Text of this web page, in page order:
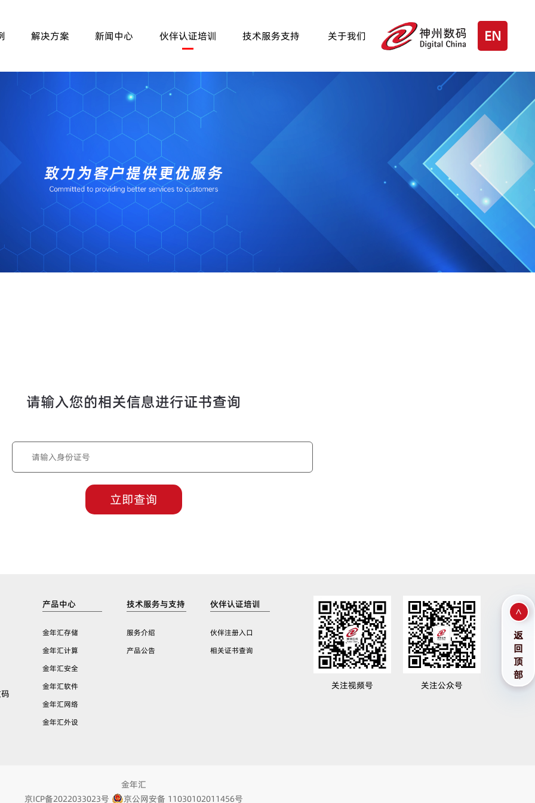
解决方案 新闻中心 伙伴认证培训 技术服务支持 关于我们 EN
请输入您的相关信息进行证书查询
立即查询
产品中心
金年汇存储
金年汇计算
金年汇安全
金年汇软件
金年汇网络
金年汇外设
技术服务与支持
服务介绍
产品公告
伙伴认证培训
伙伴注册入口
相关证书查询
关注视频号 关注公众号
金年汇
京ICP备2022033023号
京公网安备 11030102011456号
返
回
顶
部
>